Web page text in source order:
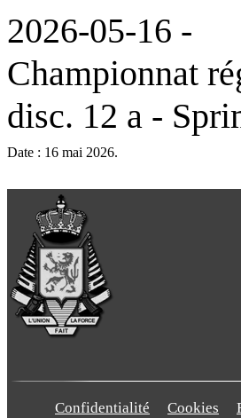
2026-05-16 -
Championnat
disc. 12 a -
Date : 16 mai 2026.
Confidentialité Cookies